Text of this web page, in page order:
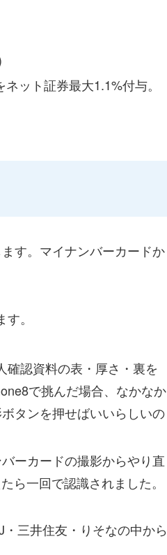
ネット証券最大1.1%付与。
す。マイナンバーカードか
。
確認資料の表・厚さ・裏を
で挑んだ場合、なかなか
タンを押せばいいらしいの
ーカードの撮影からやり直
ら一回で認識されました。
三井住友・りそなの中から